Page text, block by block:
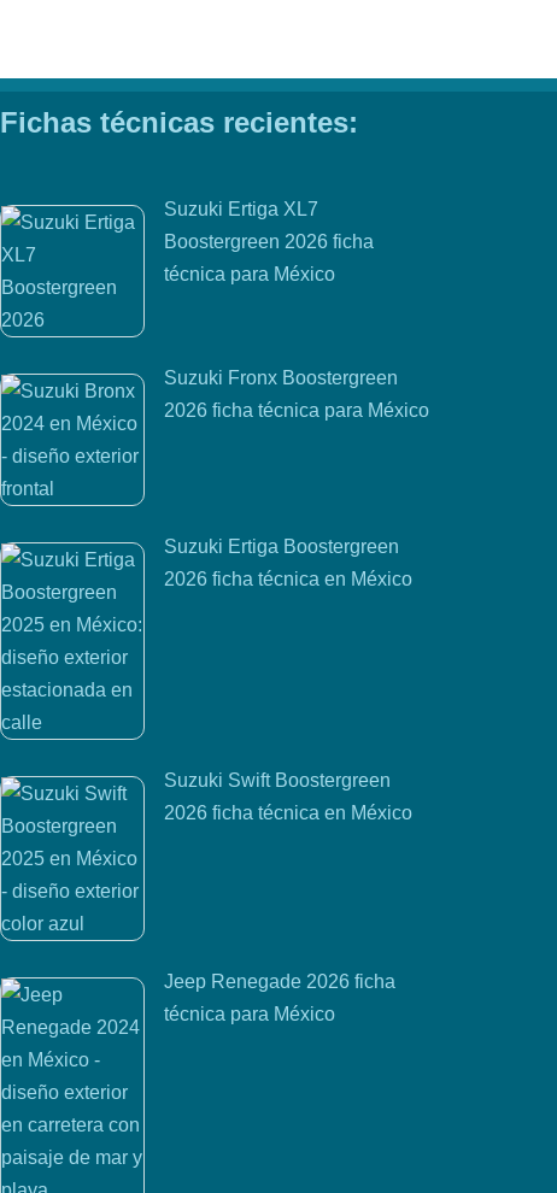
Fichas técnicas recientes:
Suzuki Ertiga XL7
Boostergreen 2026 ficha
técnica para México
Suzuki Fronx Boostergreen
2026 ficha técnica para México
Suzuki Ertiga Boostergreen
2026 ficha técnica en México
Suzuki Swift Boostergreen
2026 ficha técnica en México
Jeep Renegade 2026 ficha
técnica para México